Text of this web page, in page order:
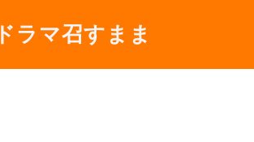
ドラマ召すまま